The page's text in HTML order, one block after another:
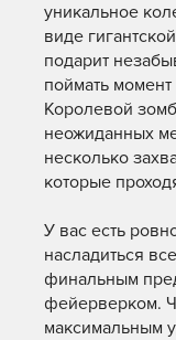
уникальное
виде
подарит
поймать
Королевой
неожиданных
несколько
которые
У вас есть
насладиться
финальным
фейерверком.
максимальным